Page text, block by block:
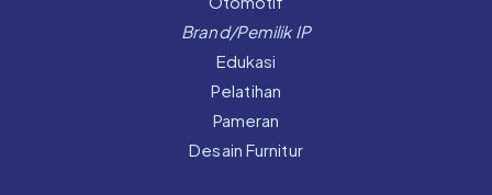
Brand/Pemilik IP
Edukasi
Pelatihan
Pameran
Desain Furnitur